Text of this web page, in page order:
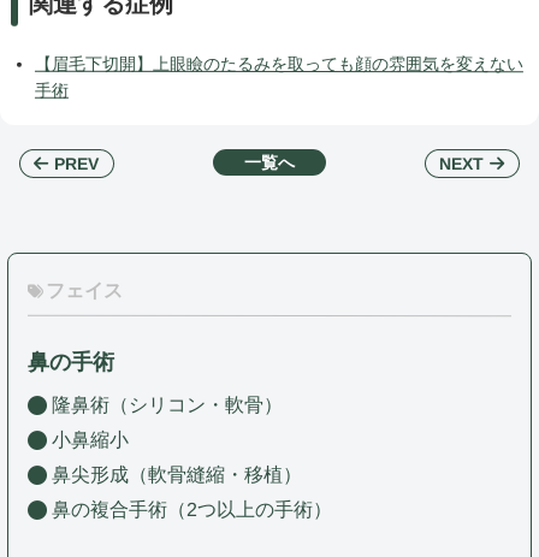
【眉毛下切開】上眼瞼のたるみを取っても顔の雰囲気を変えない
手術
PREV 一覧へ NEXT
フェイス
鼻の手術
隆鼻術（シリコン・軟骨）
小鼻縮小
鼻尖形成（軟骨縫縮・移植）
鼻の複合手術（2つ以上の手術）